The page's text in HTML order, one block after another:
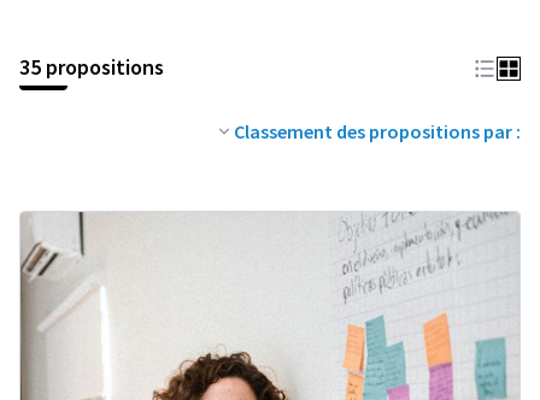
35 propositions
Classement des propositions par :